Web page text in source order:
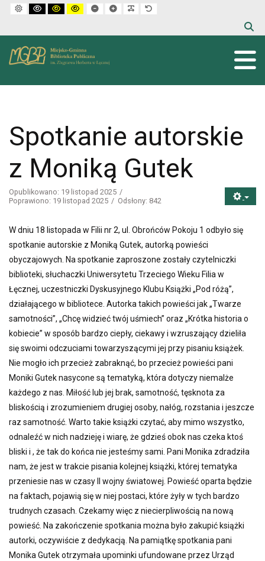
Default mode
High contrast black white mode
High contrast black yellow mode
High contrast yellow black mode
Set smaller font
Set larger font
Make font more readable
Spotkanie autorskie
z Moniką Gutek
Opublikowano: 19 listopad 2025
Poprawiono: 19 listopad 2025
Odsłony: 842
W dniu 18 listopada w Filii nr 2, ul. Obrońców Pokoju 1 odbyło się
spotkanie autorskie z Moniką Gutek, autorką powieści
obyczajowych. Na spotkanie zaproszone zostały czytelniczki
biblioteki, słuchaczki Uniwersytetu Trzeciego Wieku Filia w
Łęcznej, uczestniczki Dyskusyjnego Klubu Książki „Pod różą”,
działającego w bibliotece. Autorka takich powieści jak „Twarze
samotności”, „Chcę widzieć twój uśmiech” oraz „Krótka historia o
kobiecie” w sposób bardzo ciepły, ciekawy i wzruszający dzieliła
się swoimi odczuciami towarzyszącymi jej przy pisaniu książek.
Nie mogło ich przecież zabraknąć, bo przecież powieści pani
Moniki Gutek nasycone są tematyką, która dotyczy niemalże
każdego z nas. Miłość lub jej brak, samotność, tęsknota za
bliskością i zrozumieniem drugiej osoby, nałóg, rozstania i jeszcze
raz samotność. Warto takie książki czytać, aby mimo wszystko,
odnaleźć w nich nadzieję i wiarę, że gdzieś obok nas czeka ktoś
bliski i , że tak do końca nie jesteśmy sami. Pani Monika zdradziła
nam, że jest w trakcie pisania kolejnej książki, której tematyka
przeniesie nas w czasy II wojny światowej. Powieść oparta będzie
na faktach, pojawią się w niej postaci, które żyły w tych bardzo
trudnych czasach. Czekamy więc z niecierpliwością na nową
powieść. Na zakończenie spotkania można było zakupić książki
autorki, oczywiście z dedykacją. Na pamiątkę spotkania pani
Monika Gutek otrzymała upominki ufundowane przez Urząd